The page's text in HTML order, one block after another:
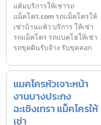
แต้มบริการให้เช่ารถ
แม็คโคร.com รถแม็คโครให้
เช่าบ้านแพ้ว บริการ ให้เช่า
รถแม็คโคร รถแบคโฮให้เช่า
รถขุดดินรับจ้าง รับขุดลอก
แมคโครหัวเจาะหน้า
งานบางประกง
ฉะเชิงเทรา แม็คโครให้
เช่า